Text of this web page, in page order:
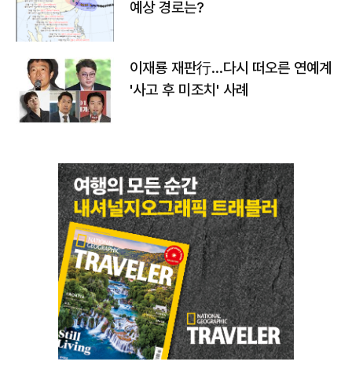
예상 경로는?
이재룡 재판行…다시 떠오른 연예계
'사고 후 미조치' 사례